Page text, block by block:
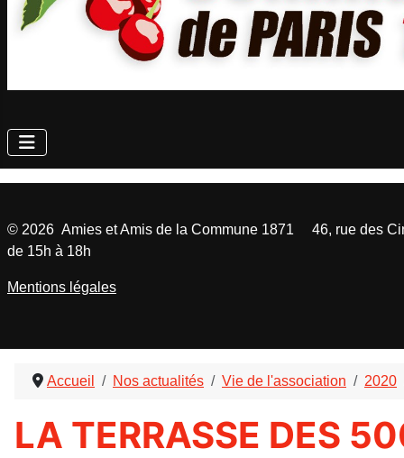
Accueil Nos actualités Vie de l'association 2020
LA TERRASSE DES
© 2026 Amies et Amis de la Commune 1871 46, rue des
de 15h à 18h
Mentions légales